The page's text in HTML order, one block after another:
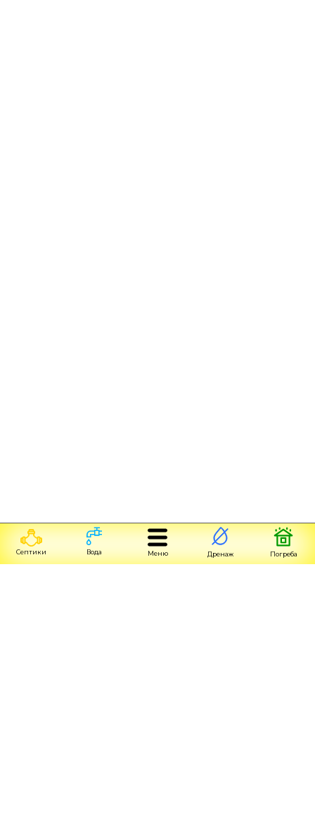
Септики Вода Меню Дренаж Погреба